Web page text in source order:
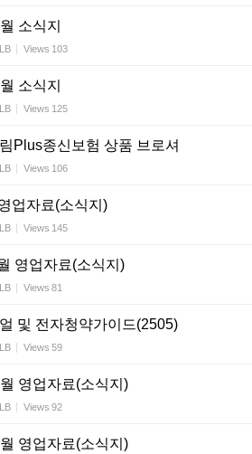
소식지
Views 103
소식지
Views 125
Plus종신보험 상품 브로셔
Views 106
업자료(소식지)
Views 145
영업자료(소식지)
Views 81
및 전자청약가이드(2505)
Views 59
영업자료(소식지)
Views 92
영업자료(소식지)